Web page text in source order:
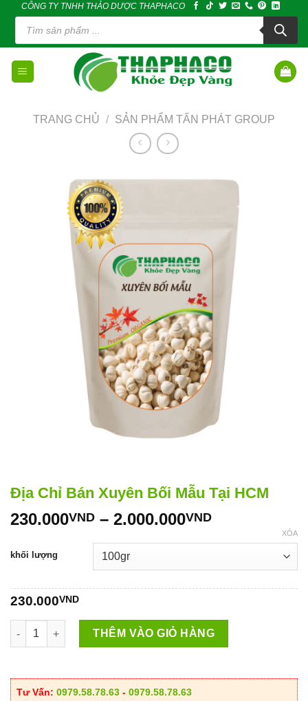
content
CÔNG TY TNHH THẢO DƯỢC THAPHACO
Tìm
kiếm
phẩm
TRANG CHỦ / SẢN PHẨM TẤN PHÁT GROUP
Địa Chỉ Bán Xuyên Bối Mẫu Tại HCM
230.000VND – 2.000.000VNDKhoảng
230.000VND
đến
khối lượng
XÓA
230.000VND
Địa Chỉ Bán Xuyên Bối Mẫu Tại HCM số lượng
THÊM VÀO GIỎ HÀNG
Tư Vấn: 0979.58.78.63 - 0979.58.78.63